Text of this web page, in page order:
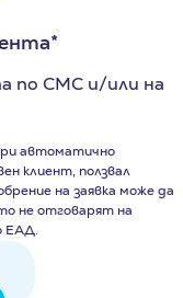
по СМС и/или на
автоматично
клиент, ползвал
на заявка може да
не отговарят на
ЕАД.